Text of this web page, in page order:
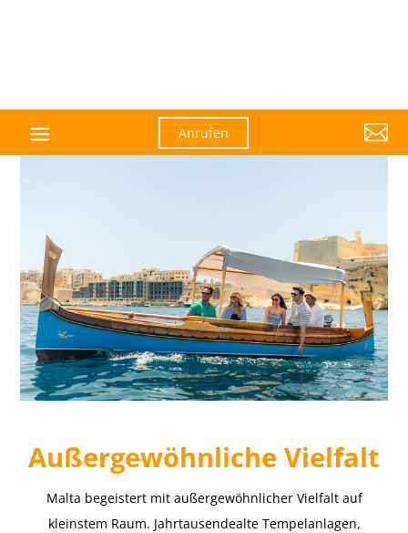
Anrufen 
Außergewöhnliche Vielfalt
Malta begeistert mit außergewöhnlicher Vielfalt auf
kleinstem Raum. Jahrtausendealte Tempelanlagen,